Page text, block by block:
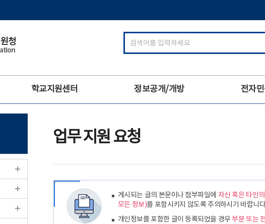
검
색
입
학교지원센터 정보공개/개방 전자
업무 지원 요청
게시되는 글의 본문이나 첨부파일에 자신 혹은 타인
모든 정보)를 포함시키지 않도록 주의하시기 바랍니
개인정보를 포함한 글이 등록되었을 경우부분 또는